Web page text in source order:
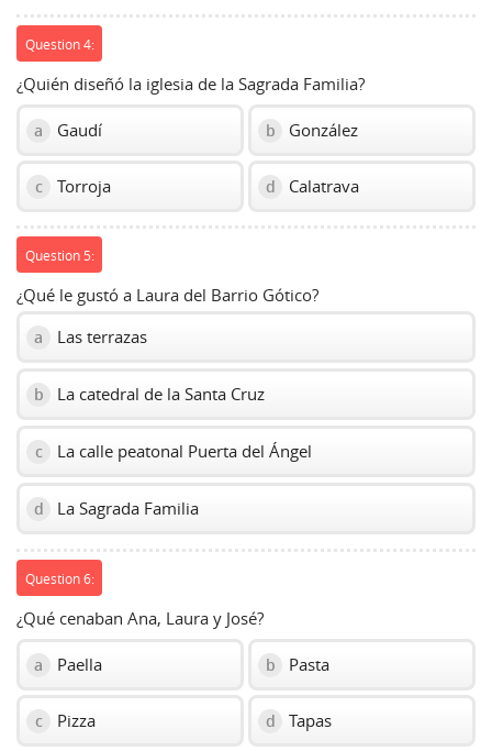
Question 4:
¿Quién diseñó la iglesia de la Sagrada Familia?
a Gaudí b González
c Torroja d Calatrava
Question 5:
¿Qué le gustó a Laura del Barrio Gótico?
a Las terrazas
b La catedral de la Santa Cruz
c La calle peatonal Puerta del Ángel
d La Sagrada Familia
Question 6:
¿Qué cenaban Ana, Laura y José?
a Paella b Pasta
c Pizza d Tapas